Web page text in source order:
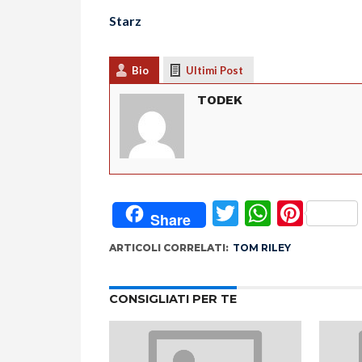
Starz
Bio Ultimi Post
TODEK
Share Twitter
ARTICOLI CORRELATI: TOM RILEY
CONSIGLIATI PER TE